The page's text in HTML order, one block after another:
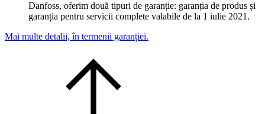
Danfoss, oferim două tipuri de garanție: garanția de produs și
garanția pentru servicii complete valabile de la 1 iulie 2021.
Mai multe detalii, în termenii garanției.